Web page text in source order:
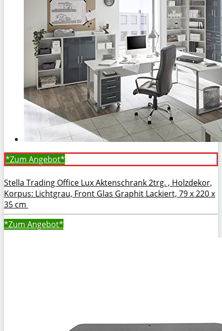
*Zum Angebot*
Stella Trading Office Lux Aktenschrank 2trg. , Holzdekor,
Korpus: Lichtgrau, Front Glas Graphit Lackiert, 79 x 220 x
35 cm
*Zum Angebot*